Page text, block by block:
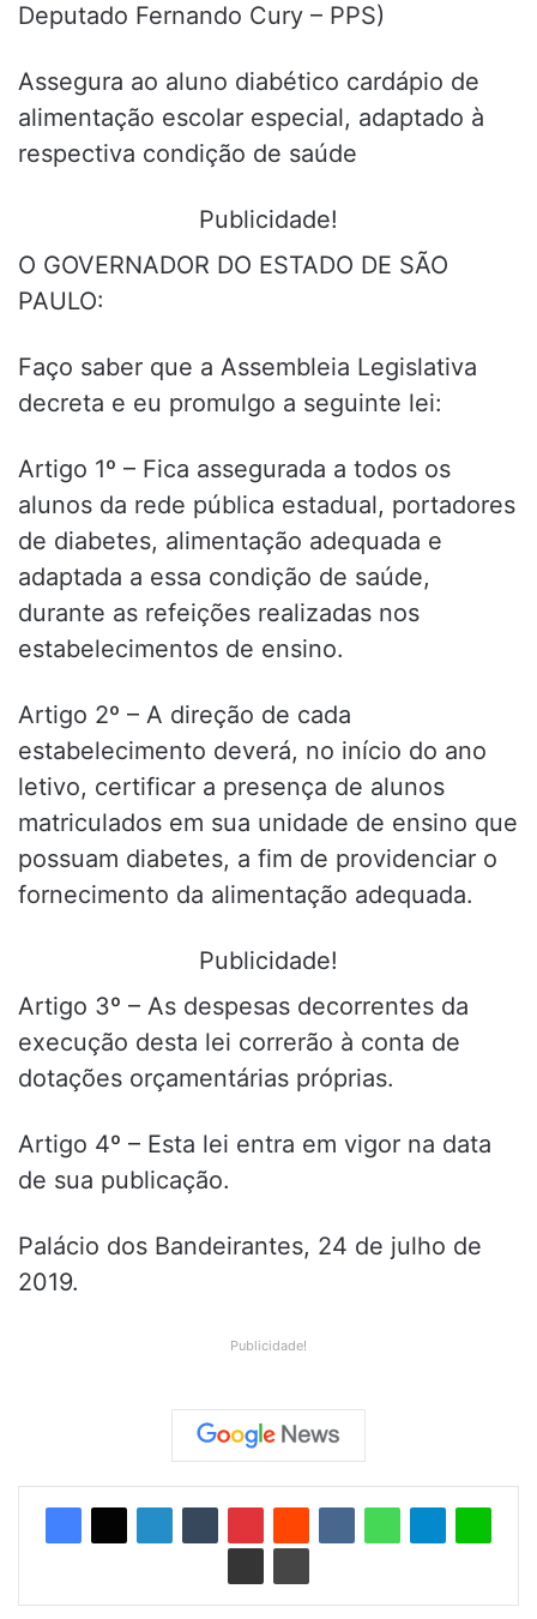
Deputado Fernando Cury – PPS)
Assegura ao aluno diabético cardápio de
alimentação escolar especial, adaptado à
respectiva condição de saúde
Publicidade!
O GOVERNADOR DO ESTADO DE SÃO
PAULO:
Faço saber que a Assembleia Legislativa
decreta e eu promulgo a seguinte lei:
Artigo 1º – Fica assegurada a todos os
alunos da rede pública estadual, portadores
de diabetes, alimentação adequada e
adaptada a essa condição de saúde,
durante as refeições realizadas nos
estabelecimentos de ensino.
Artigo 2º – A direção de cada
estabelecimento deverá, no início do ano
letivo, certificar a presença de alunos
matriculados em sua unidade de ensino que
possuam diabetes, a fim de providenciar o
fornecimento da alimentação adequada.
Publicidade!
Artigo 3º – As despesas decorrentes da
execução desta lei correrão à conta de
dotações orçamentárias próprias.
Artigo 4º – Esta lei entra em vigor na data
de sua publicação.
Palácio dos Bandeirantes, 24 de julho de
2019.
Publicidade!